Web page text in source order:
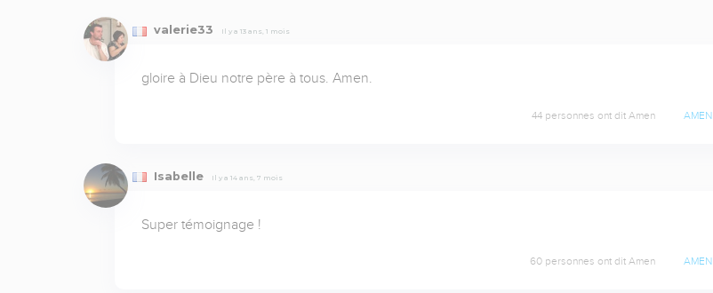
valerie33 Il y a 13 ans, 1 mois
gloire à Dieu notre père à tous. Amen.
44 personnes ont dit Amen AMEN
Isabelle Il y a 14 ans, 7 mois
Super témoignage !
60 personnes ont dit Amen AMEN